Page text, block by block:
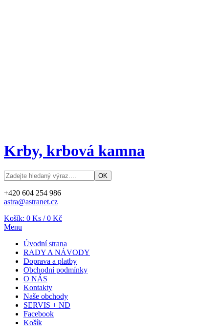
Krby, krbová kamna
+420 604 254 986
astra@astranet.cz
Košík: 0 Ks /0 Kč
Menu
Úvodní strana
RADY A NÁVODY
Doprava a platby
Obchodní podmínky
O NÁS
Kontakty
Naše obchody
SERVIS + ND
Facebook
Košík